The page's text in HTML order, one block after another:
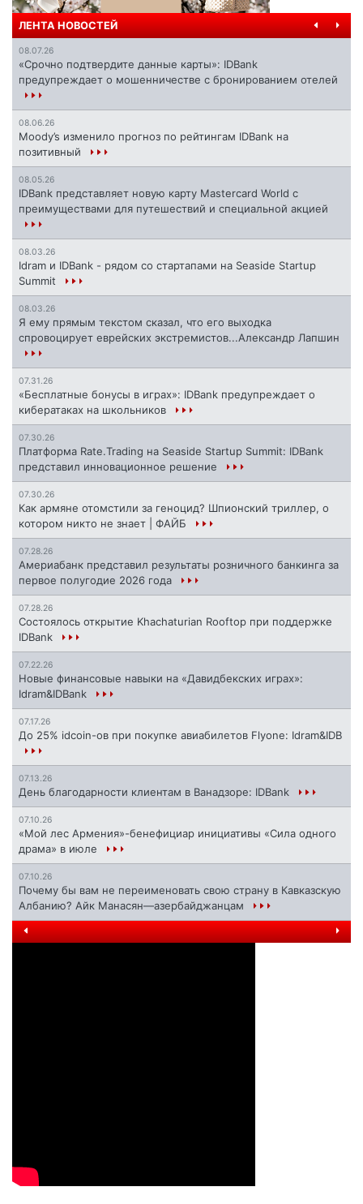
ЛЕНТА НОВОСТЕЙ
08.07.26
«Срочно подтвердите данные карты»: IDBank
предупреждает о мошенничестве с бронированием отелей
08.06.26
Moody’s изменило прогноз по рейтингам IDBank на
позитивный
08.05.26
IDBank представляет новую карту Mastercard World с
преимуществами для путешествий и специальной акцией
08.03.26
Idram и IDBank - рядом со стартапами на Seaside Startup
Summit
08.03.26
Я ему прямым текстом сказал, что его выходка
спровоцирует еврейских экстремистов...Александр Лапшин
07.31.26
«Бесплатные бонусы в играх»: IDBank предупреждает о
кибератаках на школьников
07.30.26
Платформа Rate.Trading на Seaside Startup Summit: IDBank
представил инновационное решение
07.30.26
Как армяне отомстили за геноцид? Шпионский триллер, о
котором никто не знает | ФАЙБ
07.28.26
Америабанк представил результаты розничного банкинга за
первое полугодие 2026 года
07.28.26
Состоялось открытие Khachaturian Rooftop при поддержке
IDBank
07.22.26
Новые финансовые навыки на «Давидбекских играх»:
Idram&IDBank
07.17.26
До 25% idcoin-ов при покупке авиабилетов Flyone: Idram&IDB
07.13.26
День благодарности клиентам в Ванадзоре: IDBank
07.10.26
«Мой лес Армения»-бенефициар инициативы «Сила одного
драма» в июле
07.10.26
Почему бы вам не переименовать свою страну в Кавказскую
Албанию? Айк Манасян—азербайджанцам